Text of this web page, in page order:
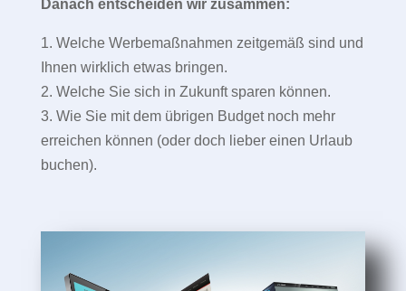
Danach entscheiden wir zusammen:
1. Welche Werbemaßnahmen zeitgemäß sind und
Ihnen wirklich etwas bringen.
2. Welche Sie sich in Zukunft sparen können.
3. Wie Sie mit dem übrigen Budget noch mehr
erreichen können (oder doch lieber einen Urlaub
buchen).